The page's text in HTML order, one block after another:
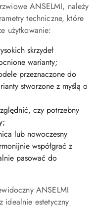
ANSELMI, należy
techniczne, które
użytkowanie:
skrzydeł
warianty;
przeznaczone do
stworzone z myślą o
czy potrzebny
lub nowoczesny
współgrać z
pasować do
ANSELMI
idealnie estetyczny